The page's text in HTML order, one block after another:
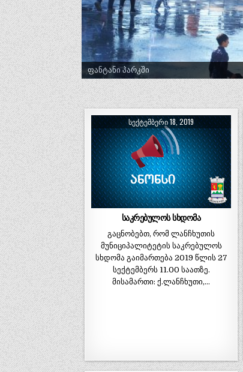
ტრადიციული ლელობურთი შუხუთში
ᲡᲔᲥᲢᲔᲛᲑᲔᲠᲘ 18, 2019
საკრებულოს სხდომა
გაცნობებთ, რომ ლანჩხუთის
მუნიციპალიტეტის საკრებულოს
სხდომა გაიმართება 2019 წლის 27
სექტემბერს 11.00 საათზე.
მისამართი: ქ.ლანჩხუთი,…